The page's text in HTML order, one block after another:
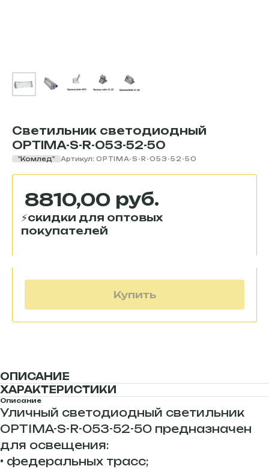
Светильник светодиодный
OPTIMA-S-R-053-52-50
"Комлед" Артикул: OPTIMA-S-R-053-52-50
8810,00 руб.
Купить
ОПИСАНИЕ
ХАРАКТЕРИСТИКИ
Описание
Уличный светодиодный светильник
OPTIMA-S-R-053-52-50 предназначен
для освещения:
• федеральных трасс;